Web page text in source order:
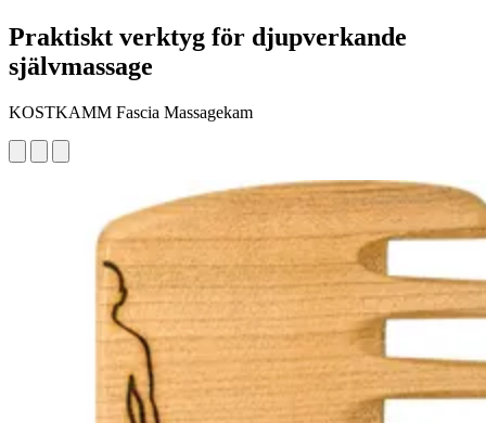
Praktiskt verktyg för djupverkande
självmassage
KOSTKAMM Fascia Massagekam